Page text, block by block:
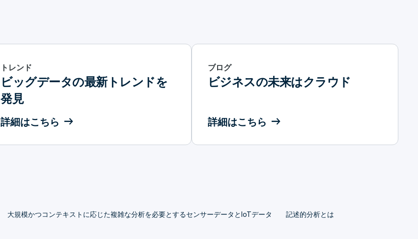
トレンド
ビッグデータの最新トレンドを
発見
詳細はこちら
ブログ
ビジネスの未来はクラウド
詳細はこちら
大規模かつコンテキストに応じた複雑な分析を必要とするセンサーデータとIoTデータ 記述的分析とは